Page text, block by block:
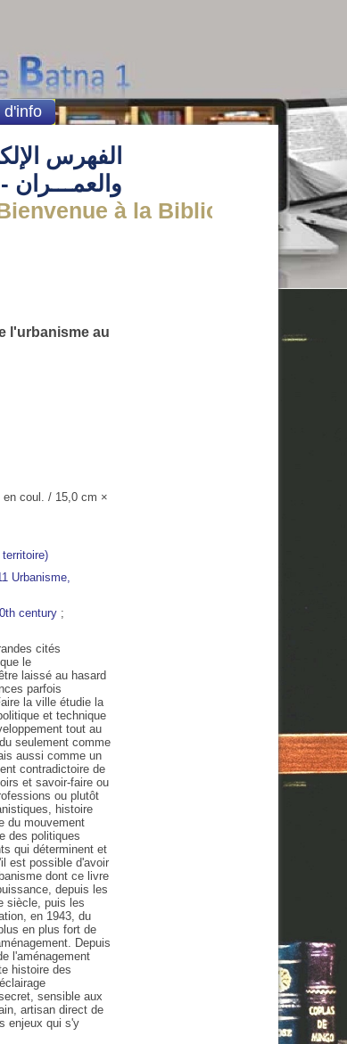
الفهرس
والعمـــران -
à la Bibliothèque de l'
l'urbanisme au
coul. / 15,0 cm ×
century ;
cités
le
laissé au hasard
parfois
la ville étudie la
et technique
tout au
seulement comme
aussi comme un
contradictoire de
et savoir-faire ou
ou plutôt
histoire
du mouvement
des politiques
qui déterminent et
est possible d'avoir
dont ce livre
depuis les
siècle, puis les
en 1943, du
en plus fort de
Depuis
l'aménagement
histoire des
sensible aux
artisan direct de
enjeux qui s'y
d'info
17:00
32°C 30°C